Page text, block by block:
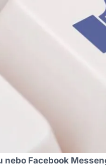
nebo Facebook